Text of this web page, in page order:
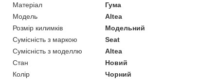
Матеріал
Гума
Модель
Altea
Розмір килимків
Модельний
Сумісність з маркою
Seat
Сумісність з моделлю
Altea
Стан
Новий
Колір
Чорний